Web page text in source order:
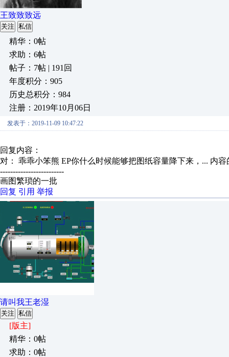
王致致致远
关注 私信
精华：0帖
求助：6帖
帖子：7帖 | 191回
年度积分：905
历史总积分：984
注册：2019年10月06日
发表于：2019-11-09 10:47:22
回复内容：
对： 乖乖小笨熊 EP你什么时候能够把图纸容量降下来，... 内容
-------------------------
画图繁琐的一批
回复 引用 举报
请叫我王老湿
关注 私信
[版主]
精华：0帖
求助：0帖